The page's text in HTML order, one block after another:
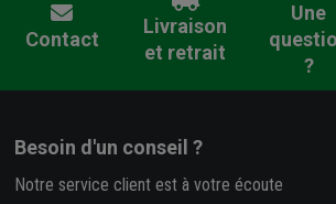
Contact
Livraison
et retrait
Une
?
Besoin d'un conseil ?
Notre service client est à votre écoute